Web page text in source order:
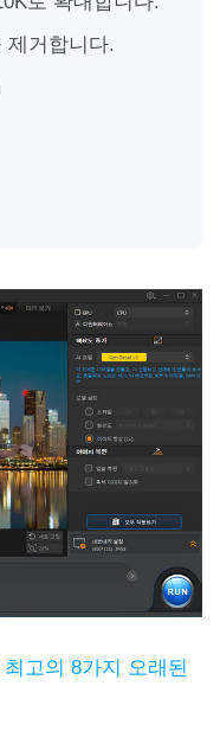
제거합니다.
고의 8가지 오래된